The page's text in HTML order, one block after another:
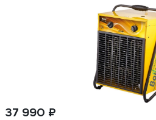
37 990 ₽